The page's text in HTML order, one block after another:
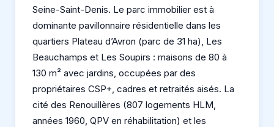
Seine-Saint-Denis. Le parc immobilier est à
dominante pavillonnaire résidentielle dans les
quartiers Plateau d’Avron (parc de 31 ha), Les
Beauchamps et Les Soupirs : maisons de 80 à
130 m² avec jardins, occupées par des
propriétaires CSP+, cadres et retraités aisés. La
cité des Renouillères (807 logements HLM,
années 1960, QPV en réhabilitation) et les